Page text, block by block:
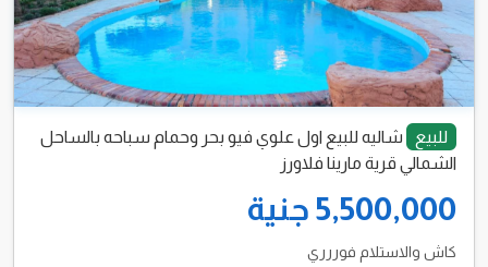
للبيع
شاليه للبيع اول علوي فيو بحر وحمام سباحه بالساحل
الشمالي قرية مارينا فلاورز
5,500,000 جنية
كاش والاستلام فوررري